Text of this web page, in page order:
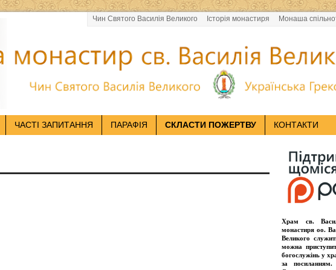
Чин Святого Василія Великого Історія монастиря Монаша
ЧАСТІ ЗАПИТАННЯ ПАРАФІЯ СКЛАСТИ ПОЖЕРТВУ КОНТАКТИ
Храм св.
монастиря оо.
Великого
можна
богослужінь у
за